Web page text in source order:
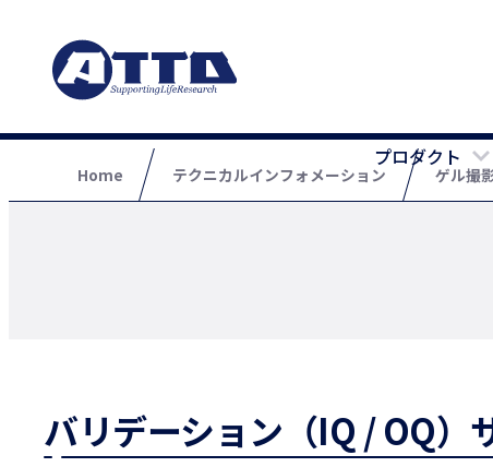
プロダクト
Home テクニカルインフォメーション ゲル撮
バリデーション（IQ / OQ）